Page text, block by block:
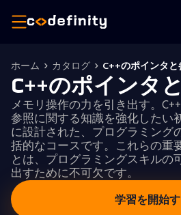
ホーム カタログ C++のポインタ
C++のポインタ
メモリ操作の力を引き出す。
参照に関する知識を強化したい
に設計された、プログラミング
括的なコースです。これらの重
とは、プログラミングスキルの
出すために不可欠です。
学習を開始